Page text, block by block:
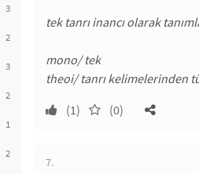
3
2
3
2
1
2
tek tanrı inancı olarak
mono/ tek
theoi/ tanrı kelimelerinden
(1)
(0)
7.